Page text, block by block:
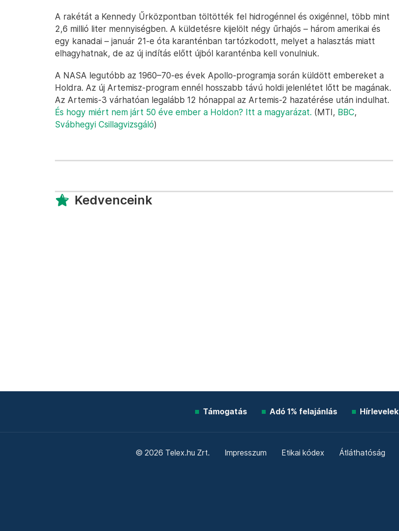
A rakétát a Kennedy Űrközpontban töltötték fel hidrogénnel és oxigénnel, több mint
2,6 millió liter mennyiségben. A küldetésre kijelölt négy űrhajós – három amerikai és
egy kanadai – január 21-e óta karanténban tartózkodott, melyet a halasztás miatt
elhagyhatnak, de az új indítás előtt újból karanténba kell vonulniuk.
A NASA legutóbb az 1960–70-es évek Apollo-programja során küldött embereket a
Holdra. Az új Artemisz-program ennél hosszabb távú holdi jelenlétet lőtt be magának.
Az Artemis-3 várhatóan legalább 12 hónappal az Artemis-2 hazatérése után indulhat.
És hogy miért nem járt 50 éve ember a Holdon? Itt a magyarázat. (MTI, BBC,
Svábhegyi Csillagvizsgáló)
Kedvenceink
Támogatás Adó 1% felajánlás Hírlevelek
© 2026 Telex.hu Zrt. Impresszum Etikai kódex Átláthatóság